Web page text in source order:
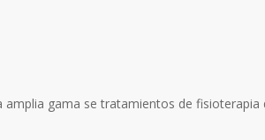
gama se tratamientos de